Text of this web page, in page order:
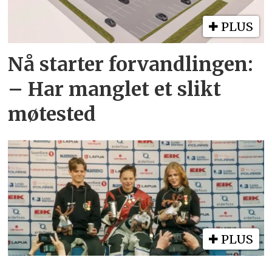
PLUS
Nå starter forvandlingen:
– Har manglet et slikt
møtested
PLUS